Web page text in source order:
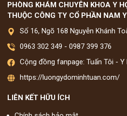
PHÒNG KHÁM CHUYÊN KHOA Y
THUỘC CÔNG TY CỔ PHẦN NAM
Số 16, Ngõ 168 Nguyễn Khánh
0963 302 349 - 0987 399 376
Cộng đồng fanpage: Tuấn Tôi - Y
https://luongydominhtuan.com/
LIÊN KẾT HỮU ÍCH